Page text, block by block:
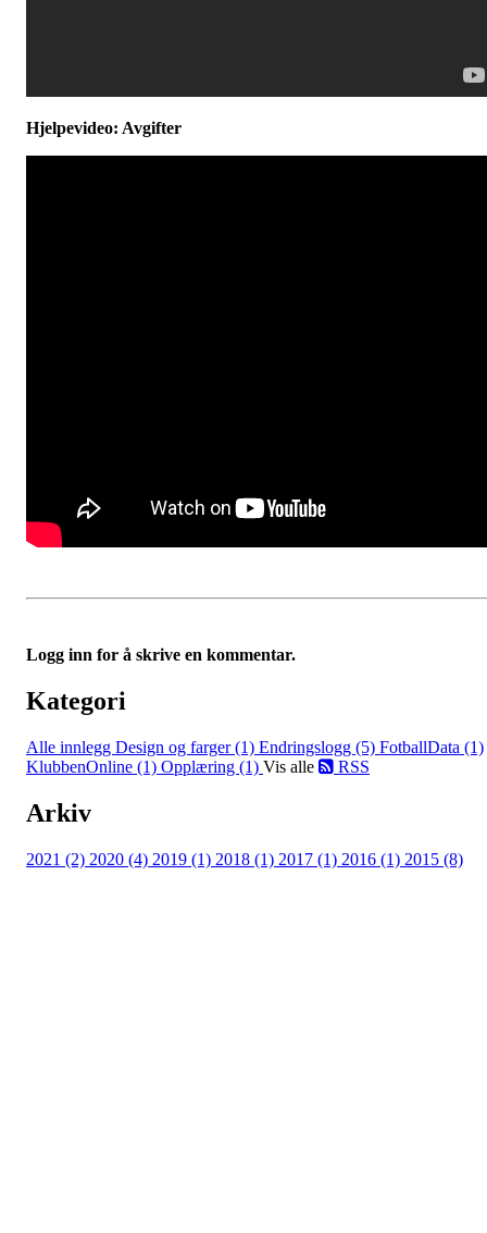
Hjelpevideo: Avgifter
Logg inn for å skrive en kommentar.
Kategori
Alle innlegg Design og farger (1) Endringslogg (5) FotballData (1)
KlubbenOnline (1) Opplæring (1) Vis alle RSS
Arkiv
2021 (2) 2020 (4) 2019 (1) 2018 (1) 2017 (1) 2016 (1) 2015 (8)